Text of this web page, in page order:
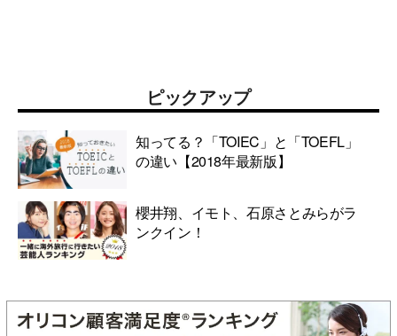
ピックアップ
知ってる？「TOIEC」と「TOEFL」
の違い【2018年最新版】
櫻井翔、イモト、石原さとみらがラ
ンクイン！